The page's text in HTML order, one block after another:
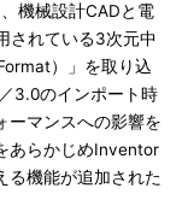
機械設計CADと電
されている3次元中
）」を取り込
3.0のインポート時
ーマンスへの影響を
あらかじめInventor
る機能が追加された